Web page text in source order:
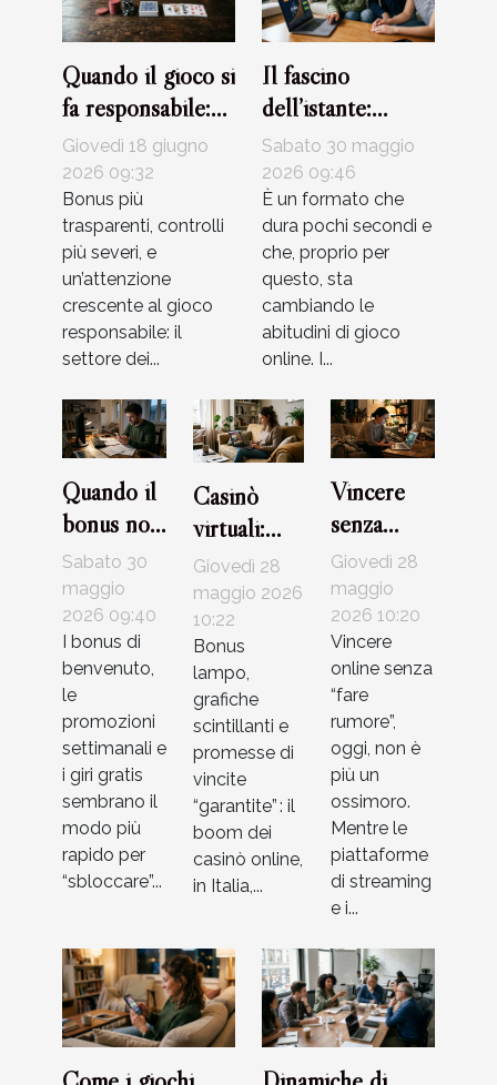
Quando il gioco si
fa responsabile:
attualità e limiti
nei bonus dei
casinò
Giovedì 18 giugno
2026 09:32
Bonus più
trasparenti, controlli
più severi, e
un’attenzione
crescente al gioco
responsabile: il
settore dei...
Il fascino
dell’istante:
perché i crash
game stanno
rivoluzionando il
gioco d’azzardo
Sabato 30 maggio
2026 09:46
È un formato che
dura pochi secondi e
che, proprio per
questo, sta
cambiando le
abitudini di gioco
online. I...
Quando il
bonus non
basta: casi
reali di
giocatori e
soluzioni
Sabato 30
maggio
2026 09:40
I bonus di
benvenuto,
le
promozioni
settimanali e
i giri gratis
sembrano il
modo più
rapido per
“sbloccare”...
Casinò
virtuali:
come
riconoscere
le trappole
più sottili
della rete
Giovedì 28
maggio 2026
10:22
Bonus
lampo,
grafiche
scintillanti e
promesse di
vincite
“garantite” : il
boom dei
casinò online,
in Italia,...
Vincere
senza
postare:
storie vere
di
strategia
silenziosa
nei casinò
online
Giovedì 28
maggio
2026 10:20
Vincere
online senza
“fare
rumore”,
oggi, non è
più un
ossimoro.
Mentre le
piattaforme
di streaming
e i...